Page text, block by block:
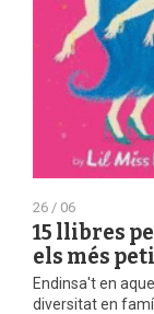
26 / 06
15 llibres
els més
Endinsa't en
diversitat en